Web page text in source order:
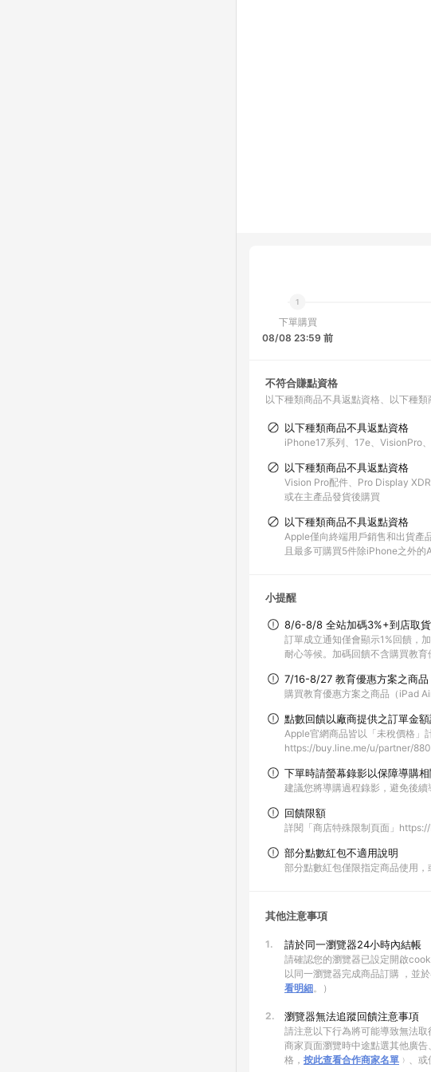
下單購買
08/08 23:59 前
不符合賺點資格
以下種類商品不具返點資格 以下種類
以下種類商品不具返點資格
iPhone17系列、17e、VisionPro
以下種類商品不具返點資格
Vision Pro配件、Pro Display
或在主產品發貨後購買
以下種類商品不具返點資格
Apple僅向終端用戶銷售和出貨產
且最多可購買5件除iPhone之外的
小提醒
8/6-8/8 全站加碼3%+到店取貨
訂單成立通知僅會顯示1%回饋，
耐心等候。加碼回饋不含購買教育
7/16-8/27 教育優惠方案之商品
購買教育優惠方案之商品（iPad
點數回饋以廠商提供之訂單金
Apple官網商品皆以「未稅價格」
https://buy.line.me/u/partner/
下單時請螢幕錄影以保障導購
建議您將導購過程錄影，避免後續
回饋限額
詳閱「商店特殊限制頁面」
部分點數紅包不適用說明
部分點數紅包僅限指定商品使用
其他注意事項
1. 請於同一瀏覽器24小時內結帳
請確認您的瀏覽器已設定開啟
以同一瀏覽器完成商品訂購 ，並
看明細。）
2. 瀏覽器無法追蹤回饋注意事項
請注意以下行為將可能導致無法
商家頁面瀏覽時中途點選其他廣
格， 按此查看合作商家名單 ﹚、